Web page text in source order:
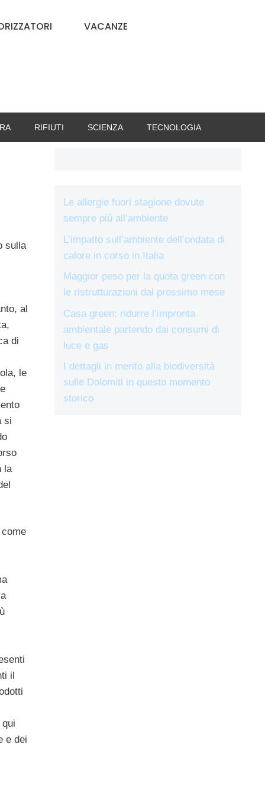
VACANZE
RIFIUTI SCIENZA TECNOLOGIA
sulla
al
di
le
si
la
il
e dei
Le allergie fuori stagione dovute
sempre più all’ambiente
L’impatto sull’ambiente dell’ondata di
calore in corso in Italia
Maggior peso per la quota green con
le ristrutturazioni dal prossimo mese
Casa green: ridurre l’impronta
ambientale partendo dai consumi di
luce e gas
I dettagli in merito alla biodiversità
sulle Dolomiti in questo momento
storico